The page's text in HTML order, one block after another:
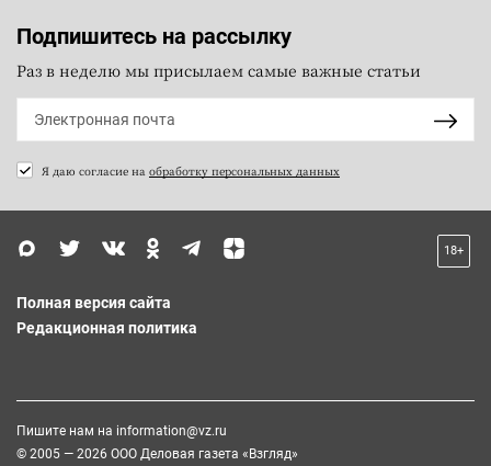
Подпишитесь на рассылку
Раз в неделю мы присылаем самые важные статьи
Я даю согласие на обработку персональных данных
18+
Полная версия сайта
Редакционная политика
Пишите нам на information@vz.ru
© 2005 — 2026 ООО Деловая газета «Взгляд»